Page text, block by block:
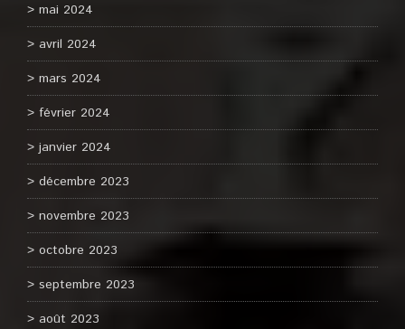
mai 2024
avril 2024
mars 2024
février 2024
janvier 2024
décembre 2023
novembre 2023
octobre 2023
septembre 2023
août 2023